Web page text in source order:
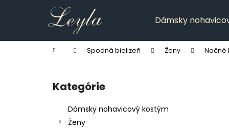
Dámsky
Domov Spodná bielizeň Ženy Nočné
Preskočiť
kategórie
Kategórie
Dámsky nohavicový kostým
Ženy
í
Späť
do
Späť
do